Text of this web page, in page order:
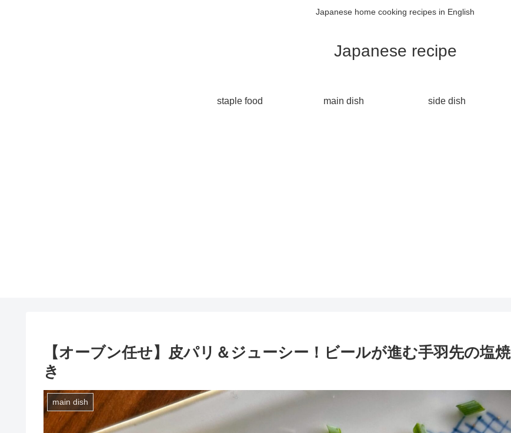
Japanese home cooking recipes in English
Japanese recipe
staple food main dish side dish
【オーブン任せ】皮パリ＆ジューシー！ビールが進む手羽先の塩焼
き
main dish